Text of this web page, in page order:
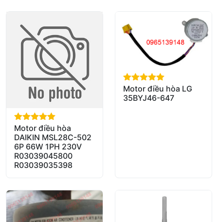
out of 5
Motor điều hòa
DAIKIN MSL28C-502
6P 66W 1PH 230V
R03039045800
R03039035398
out of 5
Motor điều hòa LG
35BYJ46-647